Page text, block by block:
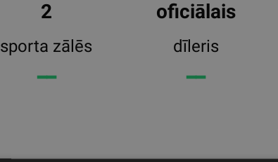
2
sporta zālēs
━━
oficiālais
dīleris
━━